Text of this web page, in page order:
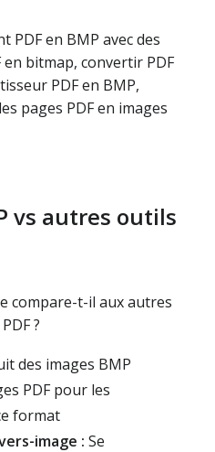
PDF en BMP avec des
bitmap, convertir PDF
PDF en BMP,
pages PDF en images
vs autres outils
compare-t-il aux autres
?
des images BMP
PDF pour les
format
image : Se